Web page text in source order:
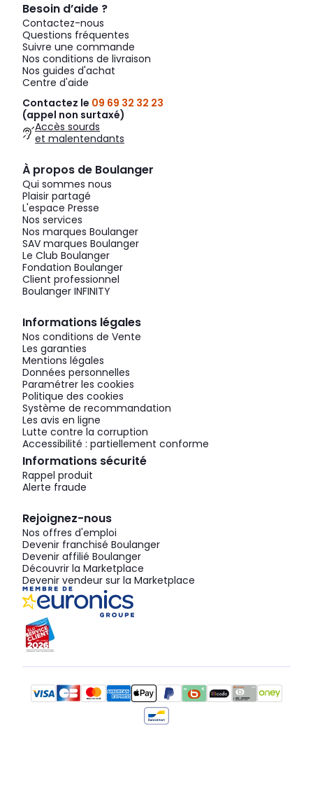
Besoin d’aide ?
Contactez-nous
Questions fréquentes
Suivre une commande
Nos conditions de livraison
Nos guides d'achat
Centre d'aide
Contactez le 09 69 32 32 23
(appel non surtaxé)
Accès sourds
et malentendants
À propos de Boulanger
Qui sommes nous
Plaisir partagé
L'espace Presse
Nos services
Nos marques Boulanger
SAV marques Boulanger
Le Club Boulanger
Fondation Boulanger
Client professionnel
Boulanger INFINITY
Informations légales
Nos conditions de Vente
Les garanties
Mentions légales
Données personnelles
Paramétrer les cookies
Politique des cookies
Système de recommandation
Les avis en ligne
Lutte contre la corruption
Accessibilité : partiellement conforme
Informations sécurité
Rappel produit
Alerte fraude
Rejoignez-nous
Nos offres d'emploi
Devenir franchisé Boulanger
Devenir affilié Boulanger
Découvrir la Marketplace
Devenir vendeur sur la Marketplace